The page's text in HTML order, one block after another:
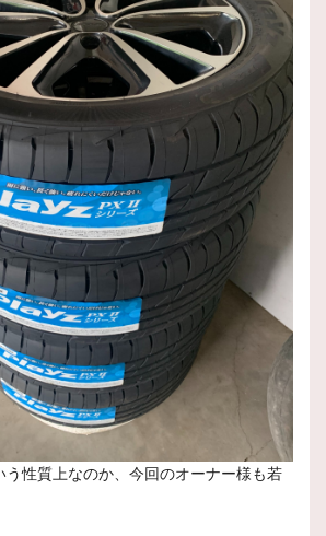
う性質上なのか、今回のオーナー様も若